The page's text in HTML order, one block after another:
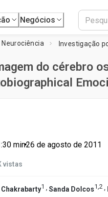
Negócios
Neurociência
do cérebro
min•26 de agosto de 2011
vistas
1 , Sanda Dolcos1,2 ,